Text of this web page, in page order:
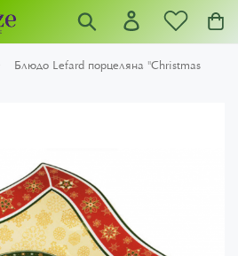
Блюдо Lefard порцеляна "Christmas